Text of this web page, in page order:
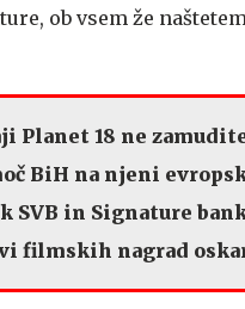
ob vsem že
Planet 18 ne
BiH na njeni
SVB in Signature
nagrad oskar.